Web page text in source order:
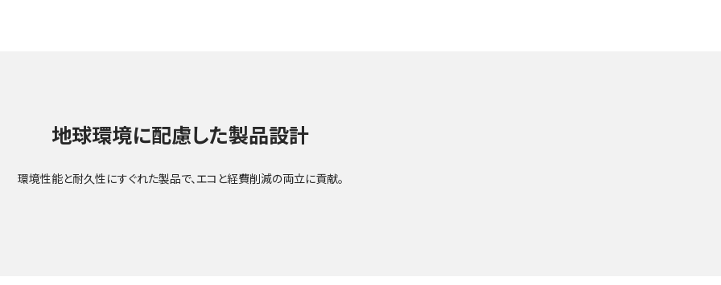
地球環境に配慮した製品設計
環境性能と耐久性にすぐれた製品で、エコと経費削減の両立に貢献。